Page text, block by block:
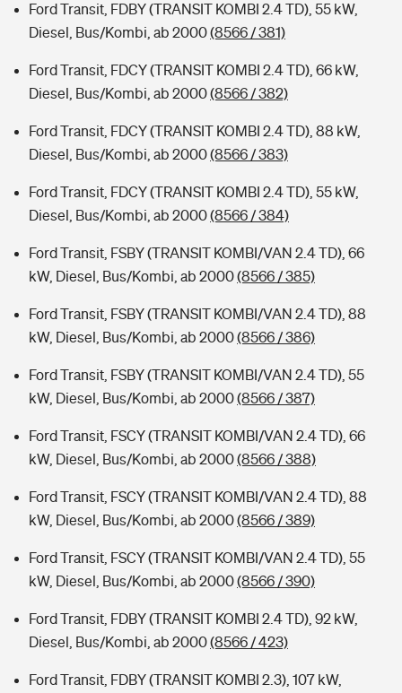
Ford Transit, FDBY (TRANSIT KOMBI 2.4 TD), 55 kW,
Diesel, Bus/Kombi, ab 2000(8566 / 381)
Ford Transit, FDCY (TRANSIT KOMBI 2.4 TD), 66 kW,
Diesel, Bus/Kombi, ab 2000(8566 / 382)
Ford Transit, FDCY (TRANSIT KOMBI 2.4 TD), 88 kW,
Diesel, Bus/Kombi, ab 2000(8566 / 383)
Ford Transit, FDCY (TRANSIT KOMBI 2.4 TD), 55 kW,
Diesel, Bus/Kombi, ab 2000(8566 / 384)
Ford Transit, FSBY (TRANSIT KOMBI/VAN 2.4 TD), 66
kW, Diesel, Bus/Kombi, ab 2000(8566 / 385)
Ford Transit, FSBY (TRANSIT KOMBI/VAN 2.4 TD), 88
kW, Diesel, Bus/Kombi, ab 2000(8566 / 386)
Ford Transit, FSBY (TRANSIT KOMBI/VAN 2.4 TD), 55
kW, Diesel, Bus/Kombi, ab 2000(8566 / 387)
Ford Transit, FSCY (TRANSIT KOMBI/VAN 2.4 TD), 66
kW, Diesel, Bus/Kombi, ab 2000(8566 / 388)
Ford Transit, FSCY (TRANSIT KOMBI/VAN 2.4 TD), 88
kW, Diesel, Bus/Kombi, ab 2000(8566 / 389)
Ford Transit, FSCY (TRANSIT KOMBI/VAN 2.4 TD), 55
kW, Diesel, Bus/Kombi, ab 2000(8566 / 390)
Ford Transit, FDBY (TRANSIT KOMBI 2.4 TD), 92 kW,
Diesel, Bus/Kombi, ab 2000(8566 / 423)
Ford Transit, FDBY (TRANSIT KOMBI 2.3), 107 kW,